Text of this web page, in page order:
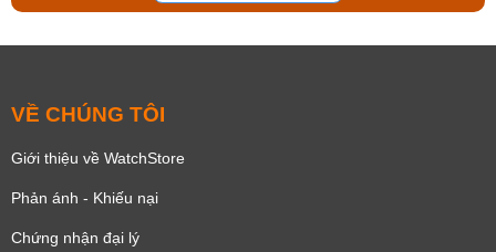
VỀ CHÚNG TÔI
Giới thiệu về WatchStore
Phản ánh - Khiếu nại
Chứng nhận đại lý